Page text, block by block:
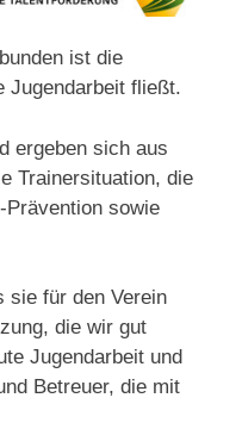
ist die
Jugendarbeit fließt.
ergeben sich aus
Trainersituation, die
sowie
sie für den Verein
die wir gut
Jugendarbeit und
Betreuer, die mit